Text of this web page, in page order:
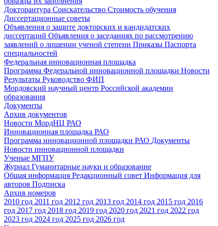
Докторантура Соискательство Стоимость обучения
Диссертационные советы
Объявления о защите докторских и кандидатских
диссертаций Объявления о заседаниях по рассмотрению
заявлений о лишении ученой степени Приказы Паспорта
специальностей
Федеральная инновационная площадка
Программа Федеральной инновационной площадки Новости
Результаты Руководство ФИП
Мордовский научный центр Российской академии
образования
Документы
Архив документов
Новости МордНЦ РАО
Инновационная площадка РАО
Программа инновационной площадки РАО Документы
Новости инновационной площадки
Ученые МГПУ
Журнал Гуманитарные науки и образование
Общая информация Редакционный совет Информация для
авторов Подписка
Архив номеров
2010 год 2011 год 2012 год 2013 год 2014 год 2015 год 2016
год 2017 год 2018 год 2019 год 2020 год 2021 год 2022 год
2023 год 2024 год 2025 год 2026 год